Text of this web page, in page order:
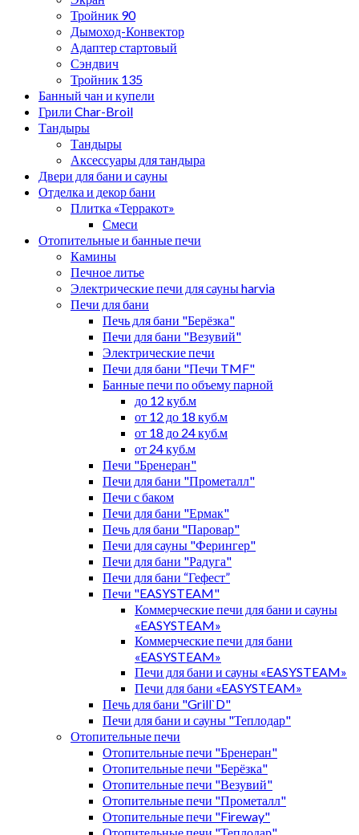
Тройник 90
Дымоход-Конвектор
Адаптер стартовый
Сэндвич
Тройник 135
Банный чан и купели
Грили Char-Broil
Тандыры
Тандыры
Аксессуары для тандыра
Двери для бани и сауны
Отделка и декор бани
Плитка «Терракот»
Смеси
Отопительные и банные печи
Камины
Печное литье
Электрические печи для сауны harvia
Печи для бани
Печь для бани "Берёзка"
Печи для бани "Везувий"
Электрические печи
Печи для бани "Печи TMF"
Банные печи по объему парной
до 12 куб.м
от 12 до 18 куб.м
от 18 до 24 куб.м
от 24 куб.м
Печи "Бренеран"
Печи для бани "Прометалл"
Печи с баком
Печи для бани "Ермак"
Печь для бани "Паровар"
Печи для сауны "Ферингер"
Печи для бани "Радуга"
Печи для бани “Гефест”
Печи "EASYSTEAM"
Коммерческие печи для бани и сауны
«EASYSTEAM»
Коммерческие печи для бани
«EASYSTEAM»
Печи для бани и сауны «EASYSTEAM»
Печи для бани «EASYSTEAM»
Печь для бани "Grill`D"
Печи для бани и сауны "Теплодар"
Отопительные печи
Отопительные печи "Бренеран"
Отопительные печи "Берёзка"
Отопительные печи "Везувий"
Отопительные печи "Прометалл"
Отопительные печи "Fireway"